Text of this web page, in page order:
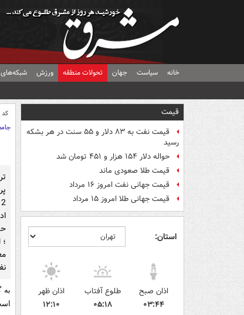
خانه سیاست جهان تحولات منطقه ورزش شبکه‌های
قیمت
قیمت نفت به ۸۳ دلار و ۵۵ سنت در هر بشکه
رسید
حواله دلار ۱۵۴ هزار و ۴۵۱ تومان شد
قیمت طلا صعودی ماند
قیمت جهانی نفت امروز ۱۶ مرداد
قیمت جهانی طلا امروز ۱۵ مرداد
استان:
اذان صبح
۰۳:۴۴
طلوع آفتاب
۰۵:۱۸
اذان ظهر
۱۲:۱۰
کد
به